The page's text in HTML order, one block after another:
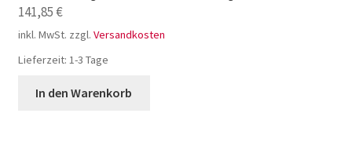
141,85€
inkl. MwSt. zzgl. Versandkosten
Lieferzeit: 1-3 Tage
In den Warenkorb